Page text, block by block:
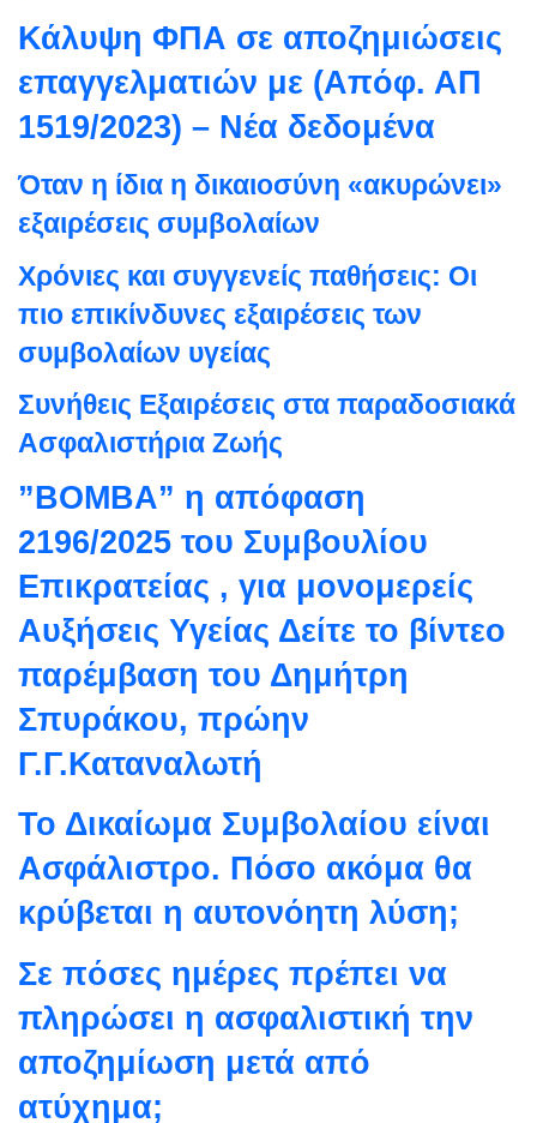
Κάλυψη ΦΠΑ σε αποζημιώσεις
επαγγελματιών με (Απόφ. ΑΠ
1519/2023) – Νέα δεδομένα
Όταν η ίδια η δικαιοσύνη «ακυρώνει»
εξαιρέσεις συμβολαίων
Χρόνιες και συγγενείς παθήσεις: Οι
πιο επικίνδυνες εξαιρέσεις των
συμβολαίων υγείας
Συνήθεις Εξαιρέσεις στα παραδοσιακά
Ασφαλιστήρια Ζωής
”ΒΟΜΒΑ” η απόφαση
2196/2025 του Συμβουλίου
Επικρατείας , για μονομερείς
Αυξήσεις Υγείας Δείτε το βίντεο
παρέμβαση του Δημήτρη
Σπυράκου, πρώην
Γ.Γ.Καταναλωτή
Το Δικαίωμα Συμβολαίου είναι
Ασφάλιστρο. Πόσο ακόμα θα
κρύβεται η αυτονόητη λύση;
Σε πόσες ημέρες πρέπει να
πληρώσει η ασφαλιστική την
αποζημίωση μετά από
ατύχημα;